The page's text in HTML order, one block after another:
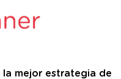
la mejor estrategia de